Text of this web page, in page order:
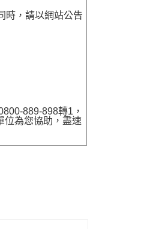
時，請以網站公告
889-898轉1，
位為您協助，盡速